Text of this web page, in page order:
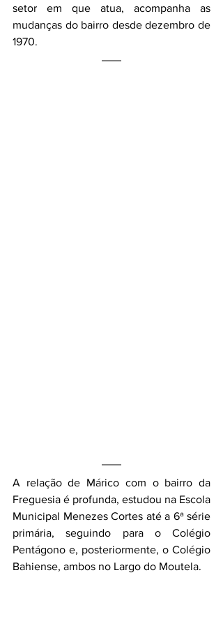
setor em que atua, acompanha as
mudanças do bairro desde dezembro de
1970.
A relação de Márico com o bairro da
Freguesia é profunda, estudou na Escola
Municipal Menezes Cortes até a 6ª série
primária, seguindo para o Colégio
Pentágono e, posteriormente, o Colégio
Bahiense, ambos no Largo do Moutela.